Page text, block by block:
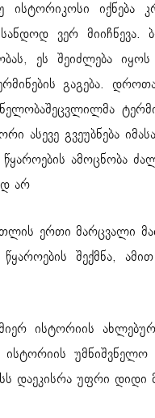
ისტორიკოსი იქნება
ვერ მიიჩნევა.
ეს შეიძლება
გაგება.
ასევე გვეუბნება
ამოცნობა
არ
ერთი მარცვალი
შექმნა,
ისტორიის
ისტორიის
დაეკისრა უფრი